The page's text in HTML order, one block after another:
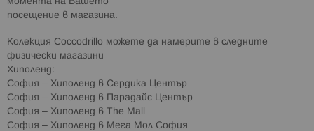
момента на Вашето
посещение в магазина.
Колекция Coccodrillo можете да намерите в следните
физически магазини
Хиполенд:
София – Хиполенд в Сердика Център
София – Хиполенд в Парадайс Център
София – Хиполенд в The Mall
София – Хиполенд в Мега Мол София